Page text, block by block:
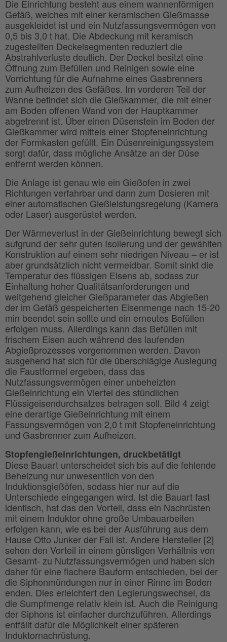
Die Einrichtung besteht aus einem wannenförmigen
Gefäß, welches mit einer keramischen Gießmasse
ausgekleidet ist und ein Nutzfassungsvermögen von
0,5 bis 3,0 t hat. Die Abdeckung mit keramisch
zugestellten Deckelsegmenten reduziert die
Abstrahlverluste deutlich. Der Deckel besitzt eine
Öffnung zum Befüllen und Reinigen sowie eine
Vorrichtung für die Aufnahme eines Gasbrenners
zum Aufheizen des Gefäßes. Im vorderen Teil der
Wanne befindet sich die Gießkammer, die mit einer
am Boden offenen Wand von der Hauptkammer
abgetrennt ist. Über einen Düsenstein im Boden der
Gießkammer wird mittels einer Stopfeneinrichtung
der Formkasten gefüllt. Ein Düsenreinigungssystem
sorgt dafür, dass mögliche Ansätze an der Düse
entfernt werden können.
Die Anlage ist genau wie ein Gießofen in zwei
Richtungen verfahrbar und dann zum Dosieren mit
einer automatischen Gießleistungsregelung (Kamera
oder Laser) ausgerüstet werden.
Der Wärmeverlust in der Gießeinrichtung bewegt sich
aufgrund der sehr guten Isolierung und der gewählten
Konstruktion auf einem sehr niedrigen Niveau – er ist
aber grundsätzlich nicht vermeidbar. Somit sinkt die
Temperatur des flüssigen Eisens ab, sodass zur
Einhaltung hoher Qualitätsanforderungen und
weitgehend gleicher Gießparameter das Abgießen
der im Gefäß gespeicherten Eisenmenge nach 15-20
min beendet sein sollte und ein erneutes Befüllen
erfolgen muss. Allerdings kann das Befüllen mit
frischem Eisen auch während des laufenden
Abgießprozesses vorgenommen werden. Davon
ausgehend hat sich für die überschlägige Auslegung
die Faustformel ergeben, dass das
Nutzfassungsvermögen einer unbeheizten
Gießeinrichtung ein Viertel des stündlichen
Flüssigeisendurchsatzes betragen soll. Bild 4 zeigt
eine derartige Gießeinrichtung mit einem
Fassungsvermögen von 2,0 t mit Stopfeneinrichtung
und Gasbrenner zum Aufheizen.
Stopfengießeinrichtungen, druckbetätigt
Diese Bauart unterscheidet sich bis auf die fehlende
Beheizung nur unwesentlich von den
Induktionsgießöfen, sodass hier nur auf die
Unterschiede eingegangen wird. Ist die Bauart fast
identisch, hat das den Vorteil, dass ein Nachrüsten
mit einem Induktor ohne große Umbauarbeiten
erfolgen kann, wie es bei der Ausführung aus dem
Hause Otto Junker der Fall ist. Andere Hersteller [2]
sehen den Vorteil in einem günstigen Verhältnis von
Gesamt- zu Nutzfassungsvermögen und haben sich
daher für eine flachere Bauform entschieden, bei der
die Siphonmündungen nur in einer Rinne im Boden
enden. Dies erleichtert den Legierungswechsel, da
die Sumpfmenge relativ klein ist. Auch die Reinigung
der Siphons ist einfacher durchzuführen. Allerdings
entfällt dafür die Möglichkeit einer späteren
Induktornachrüstung.